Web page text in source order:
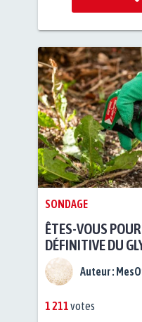
SONDAGE
ÊTES-VOUS
DÉFINITIVE DU
Auteur :
1 211votes